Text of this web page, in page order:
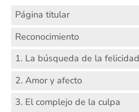
Página titular
Reconocimiento
1. La búsqueda de la felicidad
2. Amor y afecto
3. El complejo de la culpa